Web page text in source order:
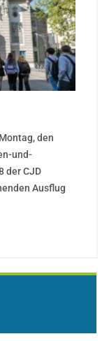
den
und-
der CJD
Ausflug